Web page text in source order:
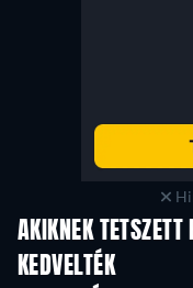
AKIKNEK
KEDVELTÉK